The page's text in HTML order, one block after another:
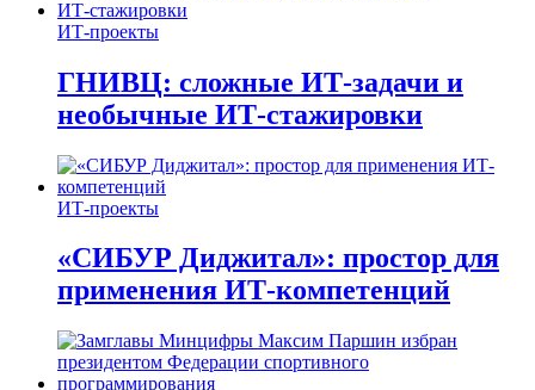
ИТ-проекты
ГНИВЦ: сложные ИТ‑задачи и
необычные ИТ‑стажировки
ИТ-проекты
«СИБУР Диджитал»: простор для
применения ИТ-компетенций